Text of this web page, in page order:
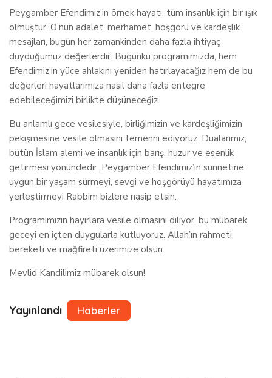
Peygamber Efendimiz’in örnek hayatı, tüm insanlık için bir ışık
olmuştur. O’nun adalet, merhamet, hoşgörü ve kardeşlik
mesajları, bugün her zamankinden daha fazla ihtiyaç
duyduğumuz değerlerdir. Bugünkü programımızda, hem
Efendimiz’in yüce ahlakını yeniden hatırlayacağız hem de bu
değerleri hayatlarımıza nasıl daha fazla entegre
edebileceğimizi birlikte düşüneceğiz.
Bu anlamlı gece vesilesiyle, birliğimizin ve kardeşliğimizin
pekişmesine vesile olmasını temenni ediyoruz. Dualarımız,
bütün İslam alemi ve insanlık için barış, huzur ve esenlik
getirmesi yönündedir. Peygamber Efendimiz’in sünnetine
uygun bir yaşam sürmeyi, sevgi ve hoşgörüyü hayatımıza
yerleştirmeyi Rabbim bizlere nasip etsin.
Programımızın hayırlara vesile olmasını diliyor, bu mübarek
geceyi en içten duygularla kutluyoruz. Allah’ın rahmeti,
bereketi ve mağfireti üzerimize olsun.
Mevlid Kandilimiz mübarek olsun!
Yayınlandı Haberler